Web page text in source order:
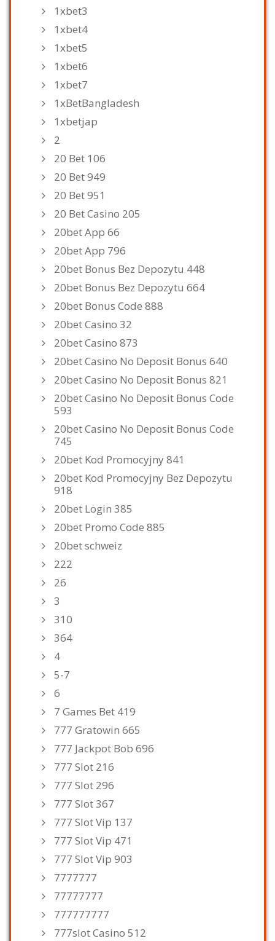
1xbet3
1xbet4
1xbet5
1xbet6
1xbet7
1xBetBangladesh
1xbetjap
2
20 Bet 106
20 Bet 949
20 Bet 951
20 Bet Casino 205
20bet App 66
20bet App 796
20bet Bonus Bez Depozytu 448
20bet Bonus Bez Depozytu 664
20bet Bonus Code 888
20bet Casino 32
20bet Casino 873
20bet Casino No Deposit Bonus 640
20bet Casino No Deposit Bonus 821
20bet Casino No Deposit Bonus Code
593
20bet Casino No Deposit Bonus Code
745
20bet Kod Promocyjny 841
20bet Kod Promocyjny Bez Depozytu
918
20bet Login 385
20bet Promo Code 885
20bet schweiz
222
26
3
310
364
4
5-7
6
7 Games Bet 419
777 Gratowin 665
777 Jackpot Bob 696
777 Slot 216
777 Slot 296
777 Slot 367
777 Slot Vip 137
777 Slot Vip 471
777 Slot Vip 903
7777777
77777777
777777777
777slot Casino 512